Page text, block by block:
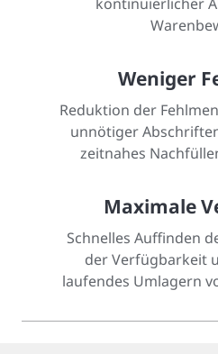
Weniger
Reduktion der
unnötiger
zeitnahes
Maximale
Schnelles Auffinden
der Verfügbarkeit
laufendes Umlagern